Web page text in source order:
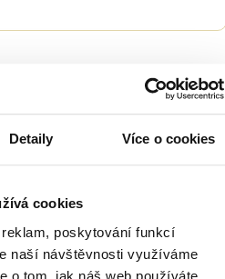
Detaily Více o cookies
cookies
poskytování funkcí
naší návštěvnosti využíváme
o tom, jak náš web používáte,